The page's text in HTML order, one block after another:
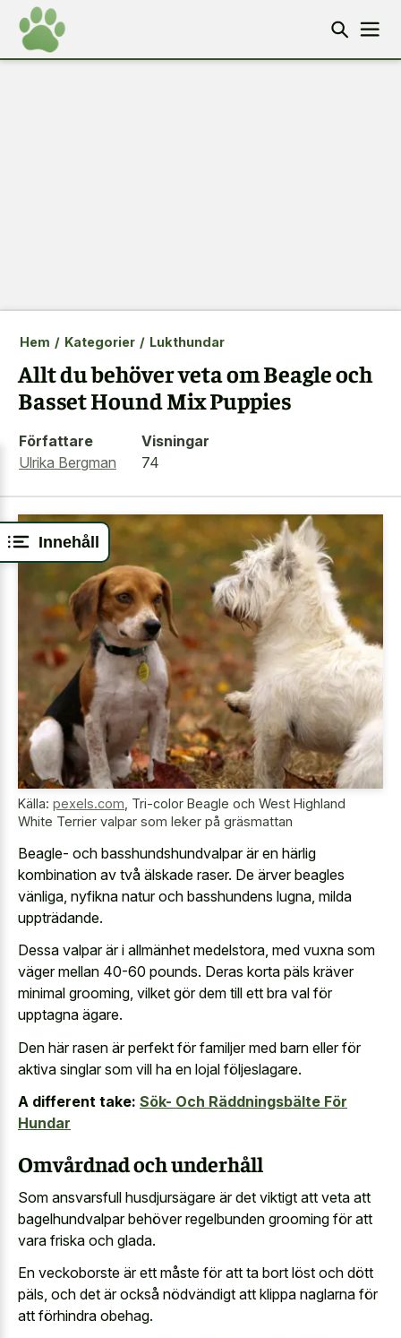
Innehåll
Hem / Kategorier / Lukthundar
Allt du behöver veta om Beagle och
Basset Hound Mix Puppies
Författare
Ulrika Bergman
Visningar
74
Källa: pexels.com Tri-color Beagle och West Highland
White Terrier valpar som leker på gräsmattan
Beagle- och basshundshundvalpar är en härlig
kombination av två älskade raser. De ärver beagles
vänliga, nyfikna natur och basshundens lugna, milda
uppträdande.
Dessa valpar är i allmänhet medelstora, med vuxna som
väger mellan 40-60 pounds. Deras korta päls kräver
minimal grooming, vilket gör dem till ett bra val för
upptagna ägare.
Den här rasen är perfekt för familjer med barn eller för
aktiva singlar som vill ha en lojal följeslagare.
A different take: Sök- Och Räddningsbälte För
Hundar
Omvårdnad och underhåll
Som ansvarsfull husdjursägare är det viktigt att veta att
bagelhundvalpar behöver regelbunden grooming för att
vara friska och glada.
En veckoborste är ett måste för att ta bort löst och dött
päls, och det är också nödvändigt att klippa naglarna för
att förhindra obehag.